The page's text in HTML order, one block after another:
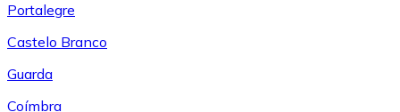
Portalegre
Castelo Branco
Guarda
Coímbra